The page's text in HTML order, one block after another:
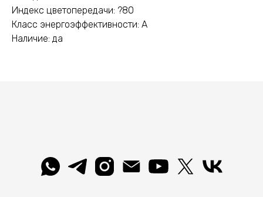
Индекс цветопередачи: ?80
Класс энергоэффективности: A
Наличие: да